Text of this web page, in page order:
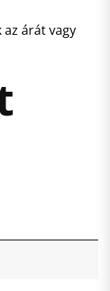
az árát vagy